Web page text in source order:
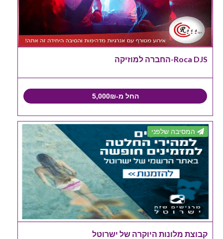
Roca DJS-החברה למוזיקה
החל מ-5,000₪
המסיבה שלפני
קבוצת מלונות היוקרה של ישרוטל